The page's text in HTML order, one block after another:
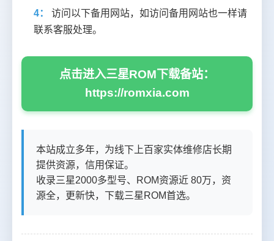
4：
访问以下备用网站，如访问备用网站也一样请
联系客服处理。
点击进入三星ROM下载备站：
https://romxia.com
本站成立多年，为线下上百家实体维修店长期
提供资源，信用保证。
收录三星2000多型号、ROM资源近 80万，资
源全，更新快，下载三星ROM首选。